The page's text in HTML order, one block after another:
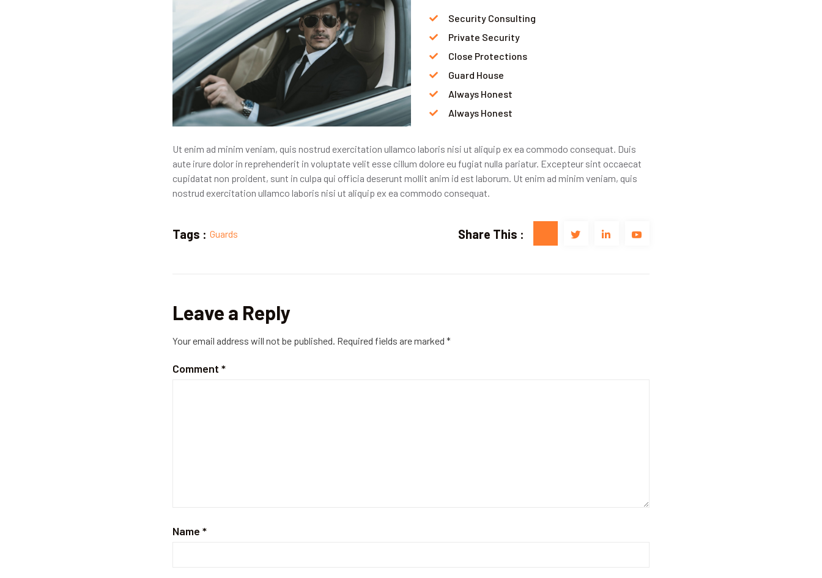
Security Consulting
Private Security
Close Protections
Guard House
Always Honest
Always Honest
Ut enim ad minim veniam, quis nostrud exercitation ullamco laboris nisi ut aliquip ex ea commodo consequat. Duis
aute irure dolor in reprehenderit in voluptate velit esse cillum dolore eu fugiat nulla pariatur. Excepteur sint occaecat
cupidatat non proident, sunt in culpa qui officia deserunt mollit anim id est laborum. Ut enim ad minim veniam, quis
nostrud exercitation ullamco laboris nisi ut aliquip ex ea commodo consequat.
Tags : Guards Share This :
Leave a Reply
Your email address will not be published. Required fields are marked *
Comment *
Name *